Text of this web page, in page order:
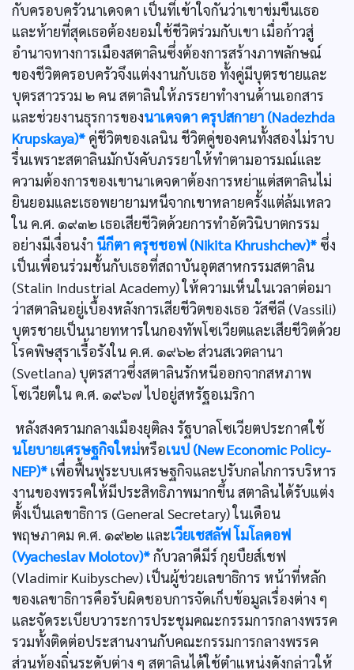
กับครอบครัวนาเดจดา เป็นที่เข้าใจกันว่าเขาข่มขืนเธอ
และท้ายที่สุดเธอต้องยอมใช้ชีวิตร่วมกับเขา เมื่อก้าวสู่
อำนาจทางการเมืองสตาลินซึ่งต้องการสร้างภาพลักษณ์
ของชีวิตครอบครัวจึงแต่งงานกับเธอ ทั้งคู่มีบุตรชายและ
บุตรสาวรวม ๒ คน สตาลินให้ภรรยาทำงานด้านเอกสาร
และช่วยงานธุรการของนาเดจดา ครุปสกายา (Nadezhda
Krupskaya)* คู่ชีวิตของเลนิน ชีวิตคู่ของคนทั้งสองไม่ราบ
รื่นเพราะสตาลินมักบังคับภรรยาให้ทำตามอารมณ์และ
ความต้องการของเขานาเดจดาต้องการหย่าแต่สตาลินไม่
ยินยอมและเธอพยายามหนีจากเขาหลายครั้งแต่ล้มเหลว
ใน ค.ศ. ๑๙๓๒ เธอเสียชีวิตด้วยการทำอัตวินิบาตกรรม
อย่างมีเงื่อนงำ นีกีตา ครุชชอฟ (Nikita Khrushchev)* ซึ่ง
เป็นเพื่อนร่วมชั้นกับเธอที่สถาบันอุตสาหกรรมสตาลิน
(Stalin Industrial Academy) ให้ความเห็นในเวลาต่อมา
ว่าสตาลินอยู่เบื้องหลังการเสียชีวิตของเธอ วัสซีลี (Vassili)
บุตรชายเป็นนายทหารในกองทัพโซเวียตและเสียชีวิตด้วย
โรคพิษสุราเรื้อรังใน ค.ศ. ๑๙๖๒ ส่วนสเวตลานา
(Svetlana) บุตรสาวซึ่งสตาลินรักหนีออกจากสหภาพ
โซเวียตใน ค.ศ. ๑๙๖๗ ไปอยู่สหรัฐอเมริกา
หลังสงครามกลางเมืองยุติลง รัฐบาลโซเวียตประกาศใช้
นโยบายเศรษฐกิจใหม่หรือเนป (New Economic Policy-
NEP)* เพื่อฟื้นฟูระบบเศรษฐกิจและปรับกลไกการบริหาร
งานของพรรคให้มีประสิทธิภาพมากขึ้น สตาลินได้รับแต่ง
ตั้งเป็นเลขาธิการ (General Secretary) ในเดือน
พฤษภาคม ค.ศ. ๑๙๒๒ และเวียเชสลัฟ โมโลดอฟ
(Vyacheslav Molotov)*กับวลาดีมีร์ กุยบืยส์เชฟ
(Vladimir Kuibyschev) เป็นผู้ช่วยเลขาธิการ หน้าที่หลัก
ของเลขาธิการคือรับผิดชอบการจัดเก็บข้อมูลเรื่องต่าง ๆ
และจัดระเบียบวาระการประชุมคณะกรรมการกลางพรรค
รวมทั้งติดต่อประสานงานกับคณะกรรมการกลางพรรค
ส่วนท้องถิ่นระดับต่าง ๆ สตาลินได้ใช้ตำแหน่งดังกล่าวให้